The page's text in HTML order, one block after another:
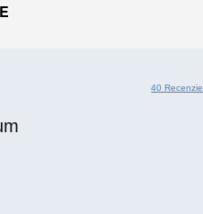
40 Recenzie